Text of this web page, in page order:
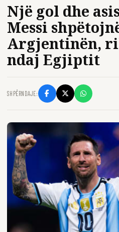
Një gol dhe
Messi
Argjentinën,
ndaj Egjiptit
SHPËRNDAJE: